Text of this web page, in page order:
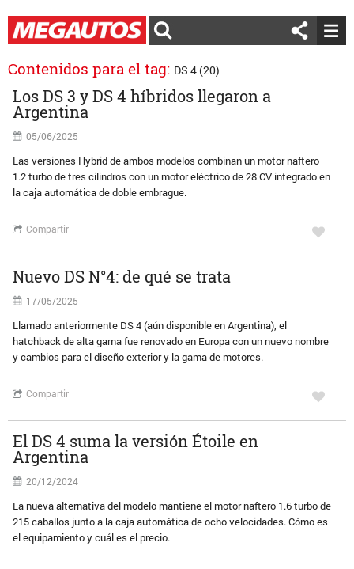
Contenidos para el tag: DS 4 (20)
Los DS 3 y DS 4 híbridos llegaron a
Argentina
05/06/2025
Las versiones Hybrid de ambos modelos combinan un motor naftero
1.2 turbo de tres cilindros con un motor eléctrico de 28 CV integrado en
la caja automática de doble embrague.
Compartir
Nuevo DS N°4: de qué se trata
17/05/2025
Llamado anteriormente DS 4 (aún disponible en Argentina), el
hatchback de alta gama fue renovado en Europa con un nuevo nombre
y cambios para el diseño exterior y la gama de motores.
Compartir
El DS 4 suma la versión Étoile en
Argentina
20/12/2024
La nueva alternativa del modelo mantiene el motor naftero 1.6 turbo de
215 caballos junto a la caja automática de ocho velocidades. Cómo es
el equipamiento y cuál es el precio.